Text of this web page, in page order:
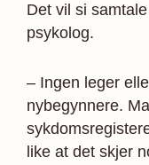
Det vil si
psykolog.
– Ingen leger
nybegynnere.
like at det skjer